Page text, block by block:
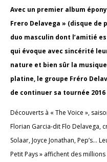
Avec un premier album
Frero Delavega » (disque de
duo masculin dont l’amitié
qui évoque avec sincérité
nature et bien sûr la
platine, le groupe Fréro
de continuer sa tournée
Découverts à « The Voice »,
Florian Garcia-dit Flo Delavega,
Solaar, Joyce Jonathan, Pep’s...
Petit Pays » affichent des